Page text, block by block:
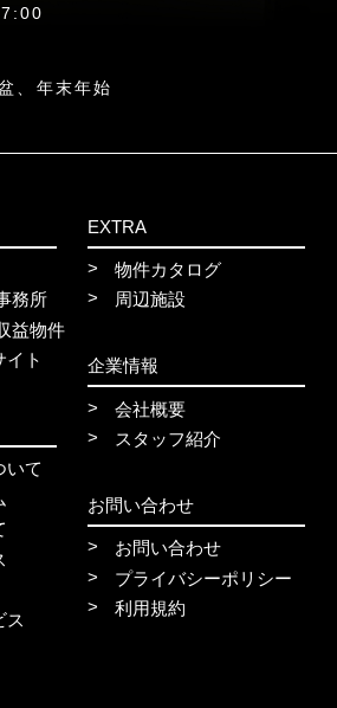
、年末年始
務所
益物件
イト
いて
ス
EXTRA
物件カタログ
周辺施設
企業情報
会社概要
スタッフ紹介
お問い合わせ
お問い合わせ
プライバシーポリシー
利用規約